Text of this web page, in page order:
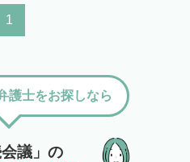
1
会議」の
護士をお探しなら